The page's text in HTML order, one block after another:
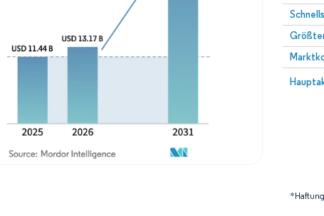
Bild ©
Bild © Mordor Intelligence. Wiederverwendung erfordert